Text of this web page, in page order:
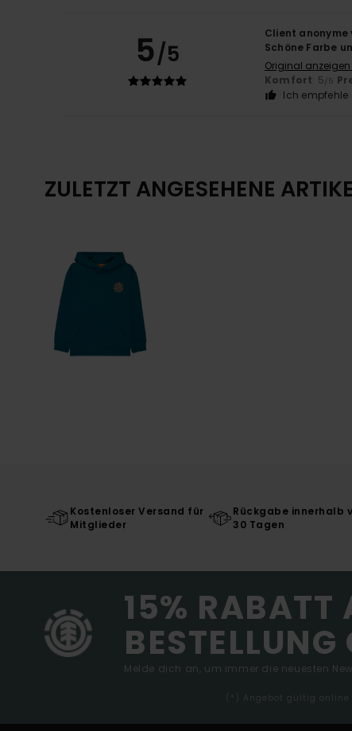
5/5
Client anonyme
Schöne Farbe
Original
Komfort: 5/5
Ich empfehle
ZULETZT ANGESEHENE
Kostenloser Versand für
Mitglieder
Rückgabe innerhalb
30 Tagen
15% RABATT
Melde dich an, um immer die neuesten
(*) Angebot gültig